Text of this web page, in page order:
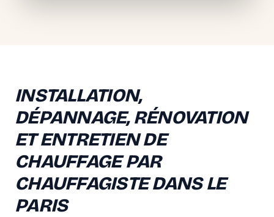
INSTALLATION,
DÉPANNAGE, RÉNOVATION
ET ENTRETIEN DE
CHAUFFAGE PAR
CHAUFFAGISTE DANS LE
PARIS